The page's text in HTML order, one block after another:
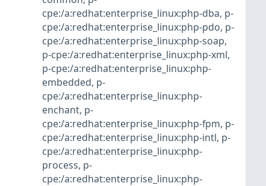
cpe:/a:redhat:enterprise_linux:php-dba, p-
cpe:/a:redhat:enterprise_linux:php-pdo, p-
cpe:/a:redhat:enterprise_linux:php-soap,
p-cpe:/a:redhat:enterprise_linux:php-xml,
p-cpe:/a:redhat:enterprise_linux:php-
embedded, p-
cpe:/a:redhat:enterprise_linux:php-
enchant, p-
cpe:/a:redhat:enterprise_linux:php-fpm, p-
cpe:/a:redhat:enterprise_linux:php-intl, p-
cpe:/a:redhat:enterprise_linux:php-
process, p-
cpe:/a:redhat:enterprise_linux:php-